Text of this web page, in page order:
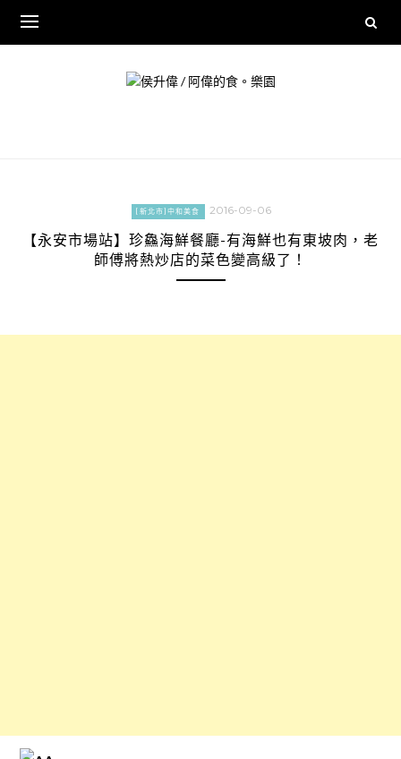
content
[新北市]中和美食 2016-09-06
【永安市場站】珍鱻海鮮餐廳-有海鮮也有東坡肉，老
師傅將熱炒店的菜色變高級了！